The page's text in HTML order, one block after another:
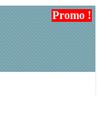
Promo !
Promo !